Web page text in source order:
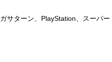
サターン、PlayStation、スーパー